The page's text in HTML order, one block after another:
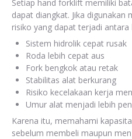
Setiap hand forklift memiliki
dapat diangkat. Jika digunakan
risiko yang dapat terjadi antara
Sistem hidrolik cepat rusak
Roda lebih cepat aus
Fork bengkok atau retak
Stabilitas alat berkurang
Risiko kecelakaan kerja
Umur alat menjadi lebih
Karena itu, memahami
sebelum membeli maupun